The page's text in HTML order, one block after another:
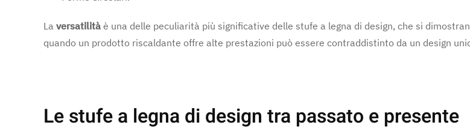
La versatilità è una delle peculiarità più significative delle stufe a legna di design, che si
quando un prodotto riscaldante offre alte prestazioni può essere contraddistinto da un design
Le stufe a legna di design tra passato e